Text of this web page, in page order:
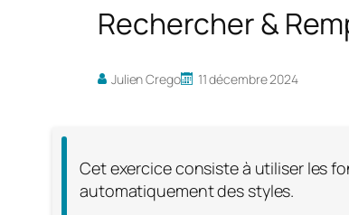
Rechercher &
Julien Crego 11 décembre 2024
Cet exercice consiste à utiliser les
automatiquement des styles.